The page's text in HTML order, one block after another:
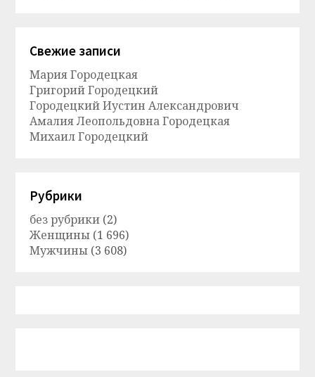
Свежие записи
Мария Городецкая
Григорий Городецкий
Городецкий Иустин Александрович
Амалия Леопольдовна Городецкая
Михаил Городецкий
Рубрики
без рубрики (2)
Женщины (1 696)
Мужчины (3 608)